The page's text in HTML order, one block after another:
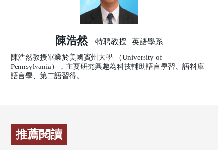
陳浩然 特聘教授 | 英語學系
陳浩然教授畢業於美國賓州大學 （University of
Pennsylvania），主要研究興趣為科技輔助語言學習、語料庫
語言學、第二語習得。
推薦閱讀